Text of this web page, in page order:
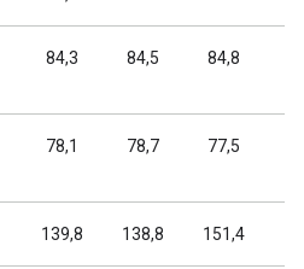
84,3 84,5 84,8
78,1 78,7 77,5
139,8 138,8 151,4